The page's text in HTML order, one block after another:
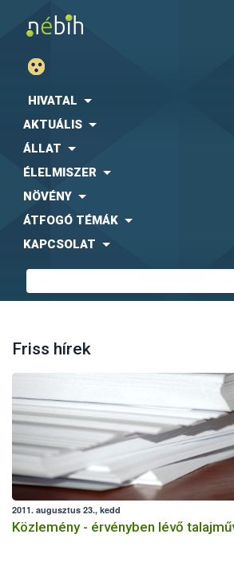
HIVATAL
AKTUÁLIS
ÁLLAT
ÉLELMISZER
NÖVÉNY
ÁTFOGÓ TÉMÁK
KAPCSOLAT
Friss hírek
2011. augusztus 23., kedd
Közlemény - érvényben lévő